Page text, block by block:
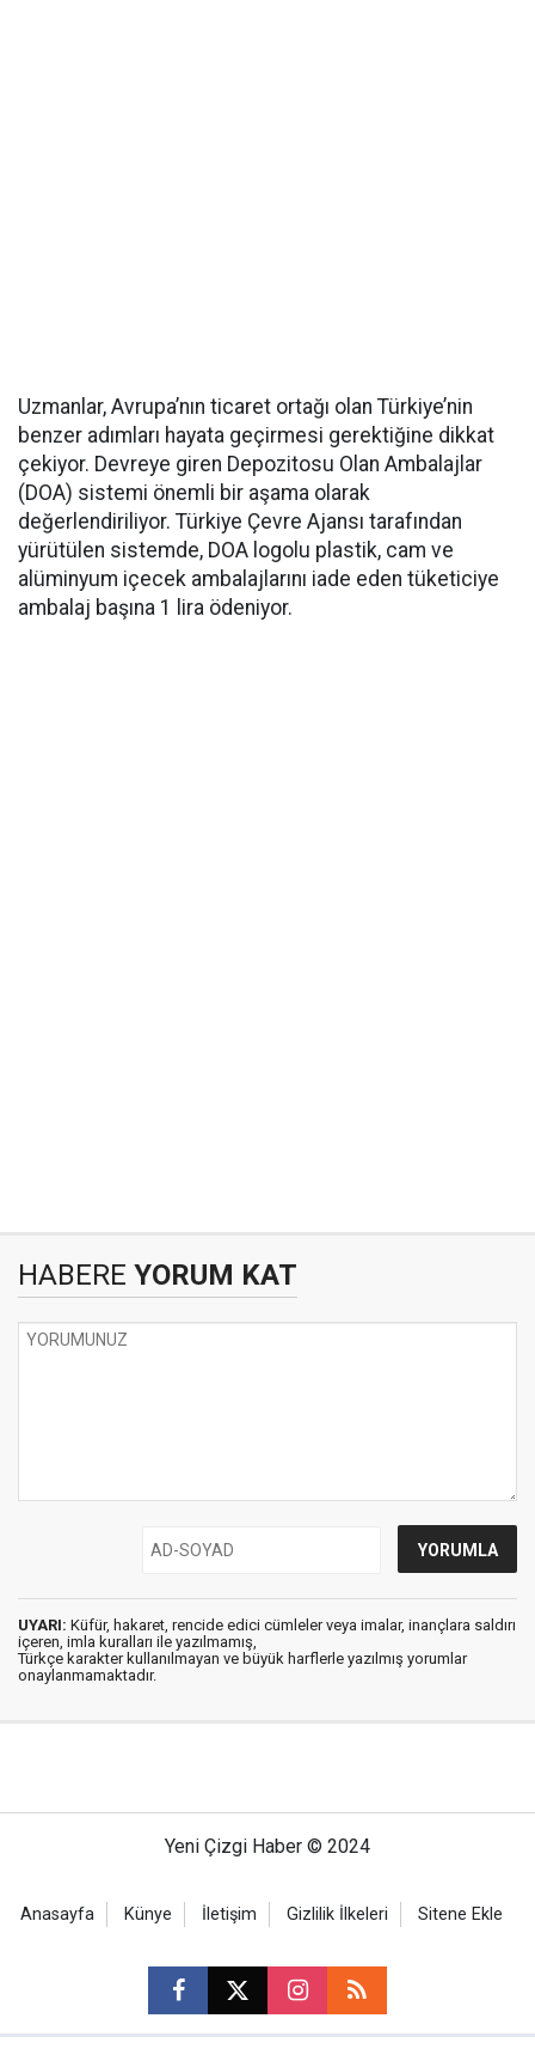
Uzmanlar, Avrupa’nın ticaret ortağı olan Türkiye’nin
benzer adımları hayata geçirmesi gerektiğine dikkat
çekiyor. Devreye giren Depozitosu Olan Ambalajlar
(DOA) sistemi önemli bir aşama olarak
değerlendiriliyor. Türkiye Çevre Ajansı tarafından
yürütülen sistemde, DOA logolu plastik, cam ve
alüminyum içecek ambalajlarını iade eden tüketiciye
ambalaj başına 1 lira ödeniyor.
HABERE YORUM KAT
UYARI: Küfür, hakaret, rencide edici cümleler veya imalar, inançlara saldırı
içeren, imla kuralları ile yazılmamış,
Türkçe karakter kullanılmayan ve büyük harflerle yazılmış yorumlar
onaylanmamaktadır.
Yeni Çizgi Haber © 2024
Anasayfa Künye İletişim Gizlilik İlkeleri Sitene Ekle